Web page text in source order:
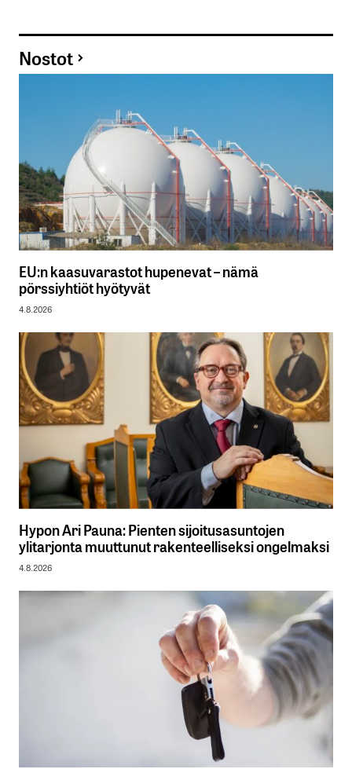
Nostot
EU:n kaasuvarastot hupenevat – nämä
pörssiyhtiöt hyötyvät
4.8.2026
Hypon Ari Pauna: Pienten sijoitusasuntojen
ylitarjonta muuttunut rakenteelliseksi ongelmaksi
4.8.2026